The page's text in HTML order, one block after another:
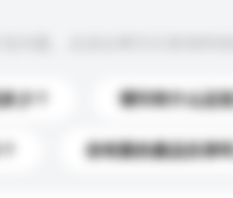
少？ 请问有什么运
你有新的產品目录吗